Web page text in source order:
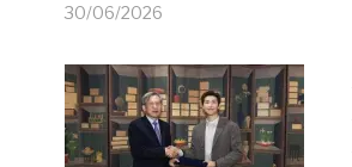
30/06/2026